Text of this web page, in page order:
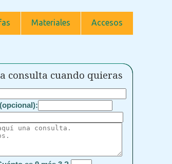
Materiales Accesos
consulta cuando quieras